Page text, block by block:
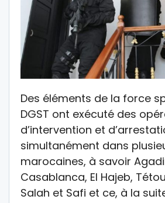
Des éléments de la force
DGST ont exécuté des
d’intervention et
simultanément dans
marocaines, à savoir
Casablanca, El Hajeb,
Salah et Safi et ce, à la